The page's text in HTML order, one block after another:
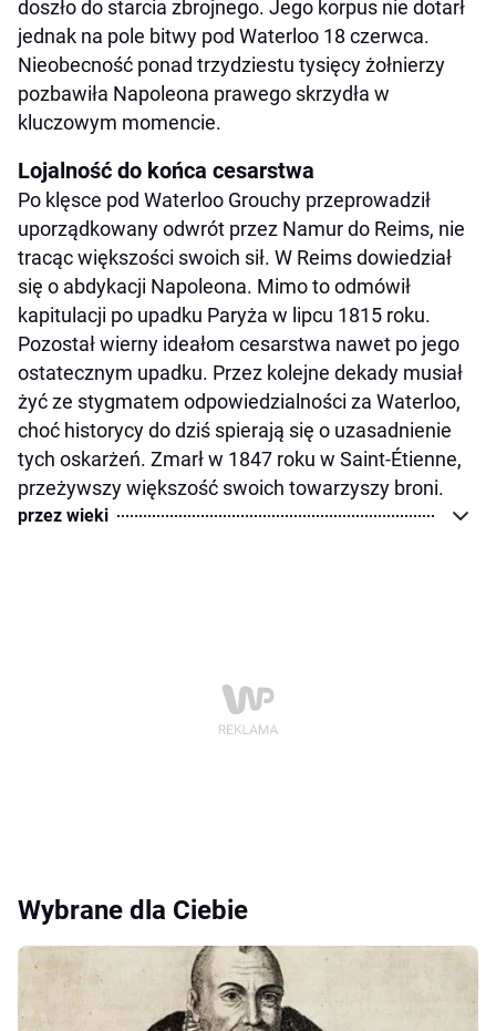
doszło do starcia zbrojnego. Jego korpus nie dotarł
jednak na pole bitwy pod Waterloo 18 czerwca.
Nieobecność ponad trzydziestu tysięcy żołnierzy
pozbawiła Napoleona prawego skrzydła w
kluczowym momencie.
Lojalność do końca cesarstwa
Po klęsce pod Waterloo Grouchy przeprowadził
uporządkowany odwrót przez Namur do Reims, nie
tracąc większości swoich sił. W Reims dowiedział
się o abdykacji Napoleona. Mimo to odmówił
kapitulacji po upadku Paryża w lipcu 1815 roku.
Pozostał wierny ideałom cesarstwa nawet po jego
ostatecznym upadku. Przez kolejne dekady musiał
żyć ze stygmatem odpowiedzialności za Waterloo,
choć historycy do dziś spierają się o uzasadnienie
tych oskarżeń. Zmarł w 1847 roku w Saint-Étienne,
przeżywszy większość swoich towarzyszy broni.
przez wieki
Wybrane dla Ciebie